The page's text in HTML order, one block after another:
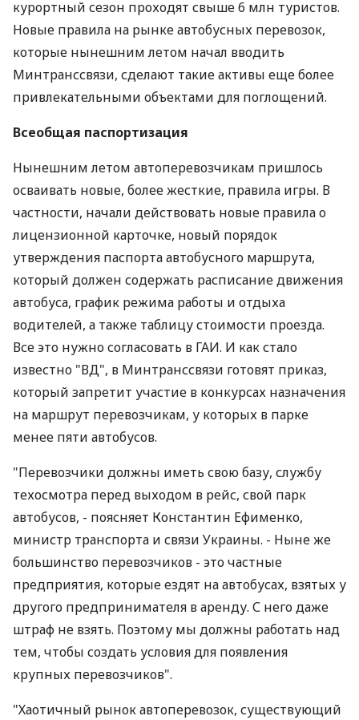
курортный сезон проходят свыше 6 млн туристов.
Новые правила на рынке автобусных перевозок,
которые нынешним летом начал вводить
Минтранссвязи, сделают такие активы еще более
привлекательными объектами для поглощений.
Всеобщая паспортизация
Нынешним летом автоперевозчикам пришлось
осваивать новые, более жесткие, правила игры. В
частности, начали действовать новые правила о
лицензионной карточке, новый порядок
утверждения паспорта автобусного маршрута,
который должен содержать расписание движения
автобуса, график режима работы и отдыха
водителей, а также таблицу стоимости проезда.
Все это нужно согласовать в ГАИ. И как стало
известно "ВД", в Минтранссвязи готовят приказ,
который запретит участие в конкурсах назначения
на маршрут перевозчикам, у которых в парке
менее пяти автобусов.
"Перевозчики должны иметь свою базу, службу
техосмотра перед выходом в рейс, свой парк
автобусов, - поясняет Константин Ефименко,
министр транспорта и связи Украины. - Ныне же
большинство перевозчиков - это частные
предприятия, которые ездят на автобусах, взятых у
другого предпринимателя в аренду. С него даже
штраф не взять. Поэтому мы должны работать над
тем, чтобы создать условия для появления
крупных перевозчиков".
"Хаотичный рынок автоперевозок, существующий